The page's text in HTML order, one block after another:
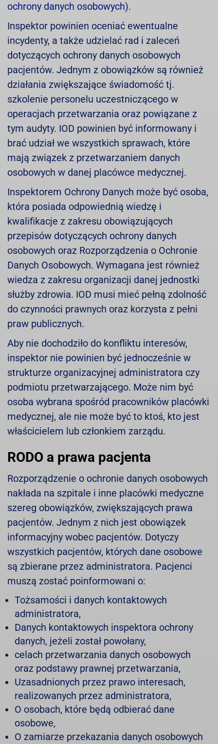
ochrony danych osobowych).
Inspektor powinien oceniać ewentualne
incydenty, a także udzielać rad i zaleceń
dotyczących ochrony danych osobowych
pacjentów. Jednym z obowiązków są również
działania zwiększające świadomość tj.
szkolenie personelu uczestniczącego w
operacjach przetwarzania oraz powiązane z
tym audyty. IOD powinien być informowany i
brać udział we wszystkich sprawach, które
mają związek z przetwarzaniem danych
osobowych w danej placówce medycznej.
Inspektorem Ochrony Danych może być osoba,
która posiada odpowiednią wiedzę i
kwalifikacje z zakresu obowiązujących
przepisów dotyczących ochrony danych
osobowych oraz Rozporządzenia o Ochronie
Danych Osobowych. Wymagana jest również
wiedza z zakresu organizacji danej jednostki
służby zdrowia. IOD musi mieć pełną zdolność
do czynności prawnych oraz korzysta z pełni
praw publicznych.
Aby nie dochodziło do konfliktu interesów,
inspektor nie powinien być jednocześnie w
strukturze organizacyjnej administratora czy
podmiotu przetwarzającego. Może nim być
osoba wybrana spośród pracowników placówki
medycznej, ale nie może być to ktoś, kto jest
właścicielem lub członkiem zarządu.
RODO a prawa pacjenta
Rozporządzenie o ochronie danych osobowych
nakłada na szpitale i inne placówki medyczne
szereg obowiązków, zwiększających prawa
pacjentów. Jednym z nich jest obowiązek
informacyjny wobec pacjentów. Dotyczy
wszystkich pacjentów, których dane osobowe
są zbierane przez administratora. Pacjenci
muszą zostać poinformowani o:
Tożsamości i danych kontaktowych
administratora,
Danych kontaktowych inspektora ochrony
danych, jeżeli został powołany,
celach przetwarzania danych osobowych
oraz podstawy prawnej przetwarzania,
Uzasadnionych przez prawo interesach,
realizowanych przez administratora,
O osobach, które będą odbierać dane
osobowe,
O zamiarze przekazania danych osobowych